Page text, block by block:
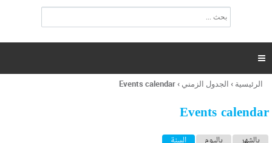
ت
ر
ل
ح
ب

أنت
هنا
الرئيسية › الجدول الزمني ›
Events calendar
Events calendar